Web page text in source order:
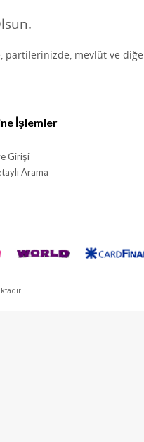
mevlüt ve
İşlemler
Girişi
Arama